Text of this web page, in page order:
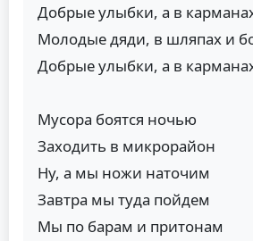
Добрые улыбки, а в
Молодые дяди, в шляпах и
Добрые улыбки, а в
Мусора боятся ночью
Заходить в микрорайон
Ну, а мы ножи наточим
Завтра мы туда пойдем
Мы по барам и притонам